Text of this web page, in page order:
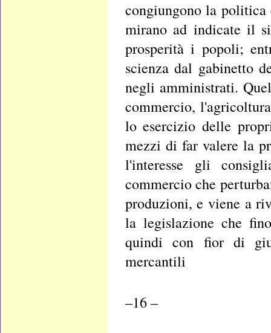
congiungono la
mirano ad indicate il
prosperità i popoli;
scienza dal gabinetto
negli amministrati.
commercio,
lo esercizio delle
mezzi di far valere la
l'interesse gli
commercio che
produzioni, e viene a
la legislazione che
quindi con fior di
mercantili
–16 –